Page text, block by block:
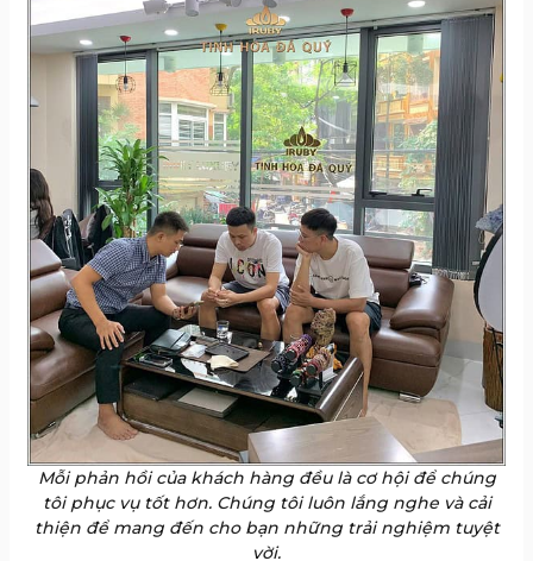
Mỗi phản hồi của khách hàng đều là cơ hội để chúng
tôi phục vụ tốt hơn. Chúng tôi luôn lắng nghe và cải
thiện để mang đến cho bạn những trải nghiệm tuyệt
vời.